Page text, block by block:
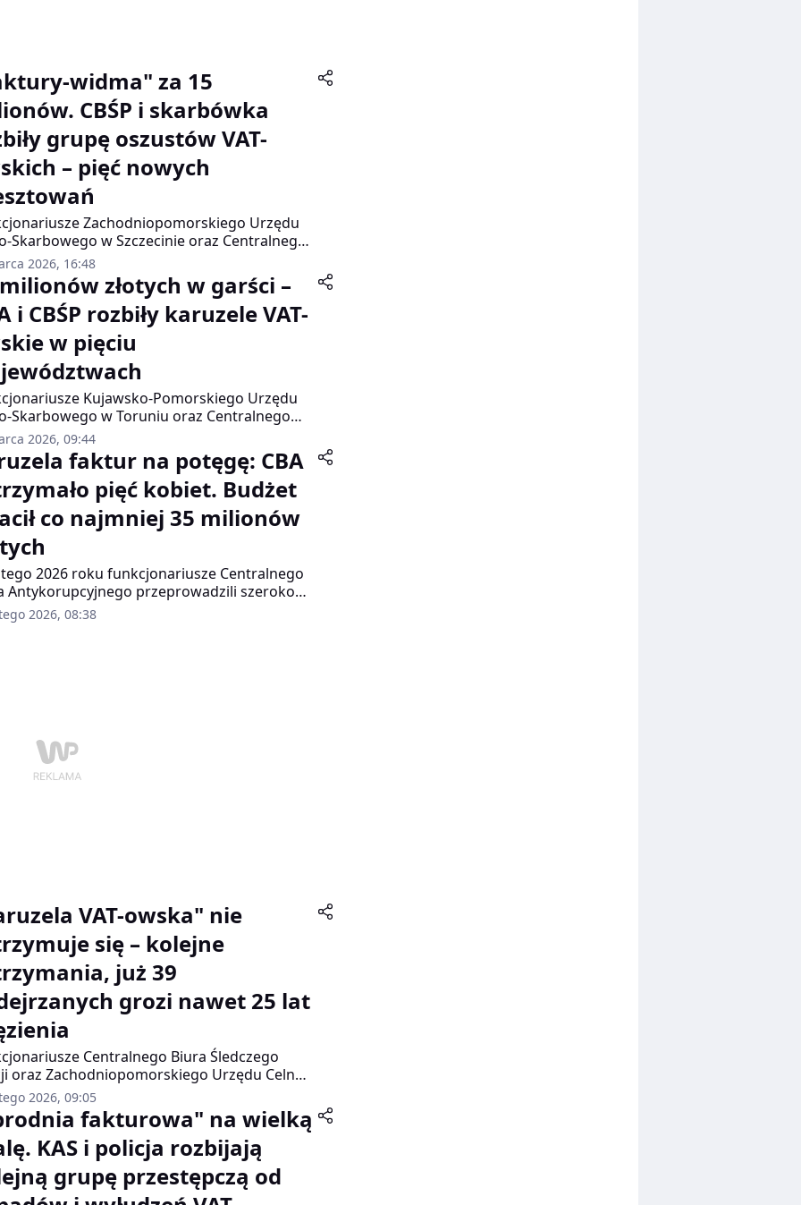
widma" za 15
CBŚP i skarbówka
grupę oszustów VAT-
– pięć nowych
Zachodniopomorskiego Urzędu
Skarbowego w Szczecinie oraz Centralnego
Śledczego Policji dokonali kolejnego
w zorganizowaną przestępczość
11 marca 2026 roku, na terenie
zatrzymano pięć osób podejrzanych o
wystawianie fikcyjnych faktur VAT.
2026, 16:48
złotych w garści –
i CBŚP rozbiły karuzele VAT-
w pięciu
Kujawsko-Pomorskiego Urzędu
Skarbowego w Toruniu oraz Centralnego
Śledczego Policji, działając pod nadzorem
Wydziału Zamiejscowego
ds. Przestępczości Zorganizowanej
Prokuratury Krajowej w Szczecinie,
w ostatnich dniach szeroko
akcję przeciwko zorganizowanym
przestępczym specjalizującym się w
fikcyjnych faktur VAT.
2026, 09:44
faktur na potęgę: CBA
pięć kobiet. Budżet
co najmniej 35 milionów
2026 roku funkcjonariusze Centralnego
Antykorupcyjnego przeprowadzili szeroko
akcję na terenie trzech województw –
pomorskiego i śląskiego. W ręce
2026, 08:38
VAT-owska" nie
się – kolejne
już 39
grozi nawet 25 lat
Centralnego Biura Śledczego
oraz Zachodniopomorskiego Urzędu Celno-
przeprowadzili kolejną akcję w
szeroko zakrojonego śledztwa
masowego wystawiania fikcyjnych
VAT. W minionych dniach zatrzymano cztery
którym przedstawiono poważne zarzuty
karne, jak i karno-skarbowe.
2026, 09:05
fakturowa" na wielką
KAS i policja rozbijają
grupę przestępczą od